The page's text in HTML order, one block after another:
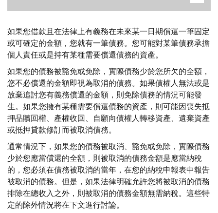
如果您借款且在法律上有義務在未來某一日期償還一筆固定
或可確定的金額，您就有一筆債務。您可能對某筆債務承擔
個人責任或是持有某種需要償還債務的資產。
如果您的債務被豁免或免除，實際債務少於您所欠的全額，
您不必償還的金額即視為取消的債務。如果債權人無法或是
放棄追討您有義務償還的金額，則免除債務的情況可能發
生。如果您擁有某種需要償還債務的資產，則可能因喪失抵
押品贖回權、產權收回、自願向債權人轉移資產、遺棄資產
或抵押貸款修訂而被取消債務。
通常情況下，如果您的債務被取消、豁免或免除，實際債務
少於您應當償還的全額，則被取消的債務金額是應當納稅
的，您必須在債務被取消的當年，在您的納稅申報表中報告
被取消的債務。但是，如果法律明確允許您將被取消的債務
排除在總收入之外，則被取消的債務金額無需納稅。這些特
定的除外情況將在下文進行討論。